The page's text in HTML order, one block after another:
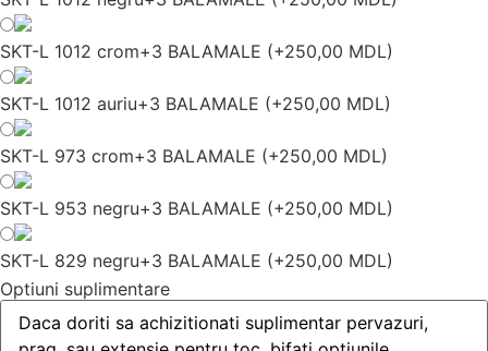
SKT-L 1012 crom+3 BALAMALE (+250,00 MDL)
SKT-L 1012 auriu+3 BALAMALE (+250,00 MDL)
SKT-L 973 crom+3 BALAMALE (+250,00 MDL)
SKT-L 953 negru+3 BALAMALE (+250,00 MDL)
SKT-L 829 negru+3 BALAMALE (+250,00 MDL)
Optiuni suplimentare